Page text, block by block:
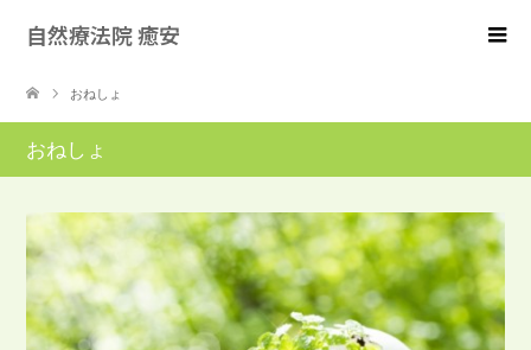
自然療法院 癒安
おねしょ
おねしょ